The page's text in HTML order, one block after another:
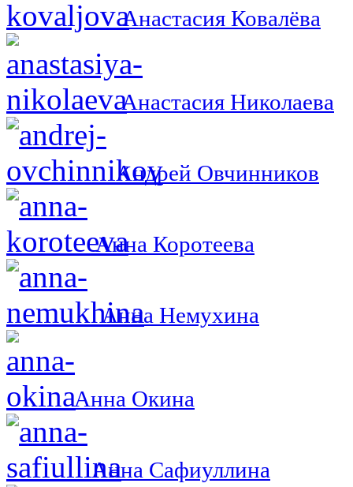
Анастасия Ковалёва
Анастасия Николаева
Андрей Овчинников
Анна Коротеева
Анна Немухина
Анна Окина
Анна Сафиуллина